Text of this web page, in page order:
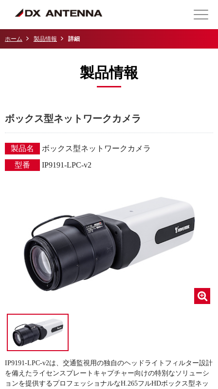
ホーム 製品情報 詳細
製品情報
ボックス型ネットワークカメラ
製品名
ボックス型ネットワークカメラ
型番
IP9191-LPC-v2
IP9191-LPC-v2は、交通監視用の独自のヘッドライトフィルター設計
を備えたライセンスプレートキャプチャー向けの特別なソリューシ
ョンを提供するプロフェッショナルなH.265フルHDボックス型ネッ